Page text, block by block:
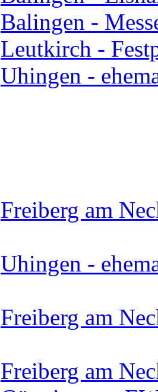
Balingen -
Leutkirch -
Uhingen -
Freiberg am
Uhingen -
Freiberg am
Freiberg am